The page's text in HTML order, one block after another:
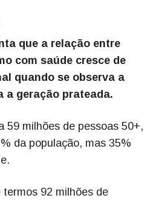
que a relação entre
com saúde cresce de
quando se observa a
a geração prateada.
59 milhões de pessoas 50+,
da população, mas 35%
termos 92 milhões de